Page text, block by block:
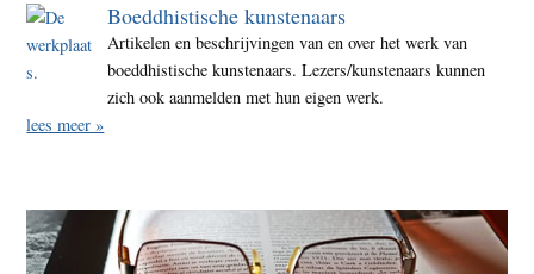
Boeddhistische kunstenaars
Artikelen en beschrijvingen van en over het werk van
boeddhistische kunstenaars. Lezers/kunstenaars kunnen
zich ook aanmelden met hun eigen werk.
lees meer »